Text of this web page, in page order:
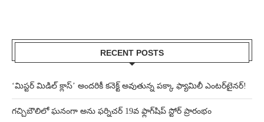
RECENT POSTS
‘మిస్టర్ మిడిల్ క్లాస్’ అందరికీ కనెక్ట్ అవుతున్న పక్కా ఫ్యామిలీ ఎంటర్‌టైనర్!
గచ్చిబౌలిలో ఘనంగా అను ఫర్నిచర్ 19వ ఫ్లాగ్‌షిప్ స్టోర్ ప్రారంభం